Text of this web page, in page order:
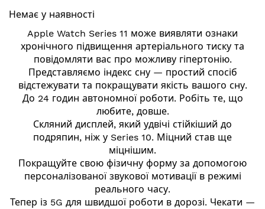
галереї
зображень
Немає у наявності
Apple Watch Series 11 може виявляти ознаки
хронічного підвищення артеріального тиску та
повідомляти вас про можливу гіпертонію.
Представляємо індекс сну — простий спосіб
відстежувати та покращувати якість вашого сну.
До 24 годин автономної роботи. Робіть те, що
любите, довше.
Скляний дисплей, який удвічі стійкіший до
подряпин, ніж у Series 10. Міцний став ще
міцнішим.
Покращуйте свою фізичну форму за допомогою
персоналізованої звукової мотивації в режимі
реального часу.
Тепер із 5G для швидшої роботи в дорозі. Чекати —